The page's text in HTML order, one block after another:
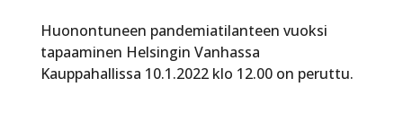
Huonontuneen pandemiatilanteen vuoksi
tapaaminen Helsingin Vanhassa
Kauppahallissa 10.1.2022 klo 12.00 on peruttu.